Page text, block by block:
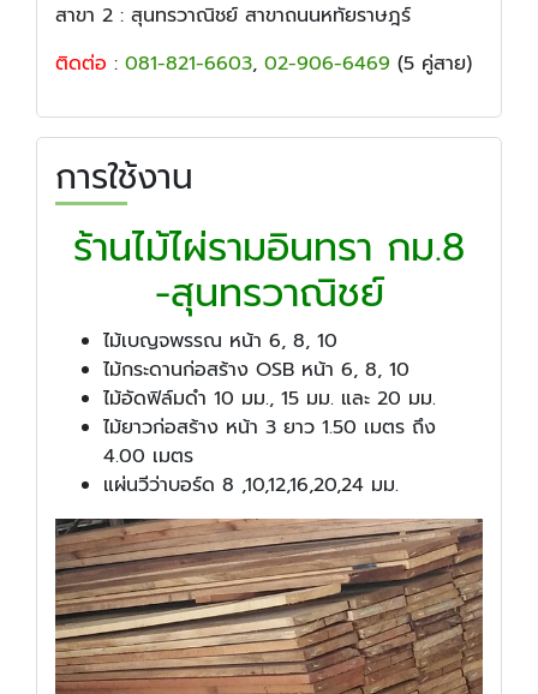
สาขา 2 : สุนทรวาณิชย์ สาขาถนนหทัยราษฎร์
ติดต่อ : 081-821-6603, 02-906-6469 (5 คู่สาย)
การใช้งาน
ร้านไม้ไผ่รามอินทรา กม.8
-สุนทรวาณิชย์
ไม้เบญจพรรณ หน้า 6, 8, 10
ไม้กระดานก่อสร้าง OSB หน้า 6, 8, 10
ไม้อัดฟิล์มดำ 10 มม., 15 มม. และ 20 มม.
ไม้ยาวก่อสร้าง หน้า 3 ยาว 1.50 เมตร ถึง
4.00 เมตร
แผ่นวีว่าบอร์ด 8 ,10,12,16,20,24 มม.